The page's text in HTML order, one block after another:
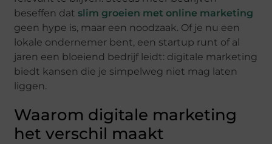
beseffen dat slim groeien met online marketing
geen hype is, maar een noodzaak. Of je nu een
lokale ondernemer bent, een startup runt of al
jaren een bloeiend bedrijf leidt: digitale marketing
biedt kansen die je simpelweg niet mag laten
liggen.
Waarom digitale marketing
het verschil maakt